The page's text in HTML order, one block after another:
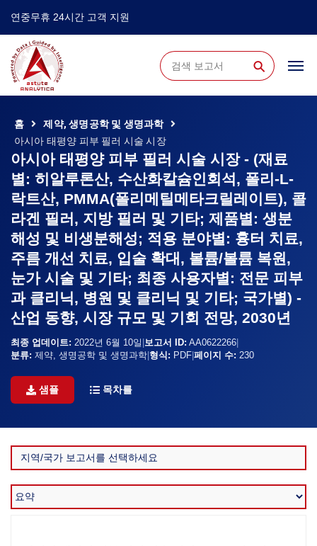
연중무휴 24시간 고객 지원
⚲
홈
제약, 생명공학 및 생명과학
아시아 태평양 피부 필러 시술 시장
아시아 태평양 피부 필러 시술 시장 - (재료
별: 히알루론산, 수산화칼슘인회석, 폴리-L-
락트산, PMMA(폴리메틸메타크릴레이트), 콜
라겐 필러, 지방 필러 및 기타; 제품별: 생분
해성 및 비생분해성; 적용 분야별: 흉터 치료,
주름 개선 치료, 입술 확대, 볼륨/볼륨 복원,
눈가 시술 및 기타; 최종 사용자별: 전문 피부
과 클리닉, 병원 및 클리닉 및 기타; 국가별) -
산업 동향, 시장 규모 및 기회 전망, 2030년
최종 업데이트: 2022년 6월 10일 보고서 ID: AA0622266
분류: 제약, 생명공학 및 생명과학 형식: PDF 페이지 수: 230
샘플 목차를